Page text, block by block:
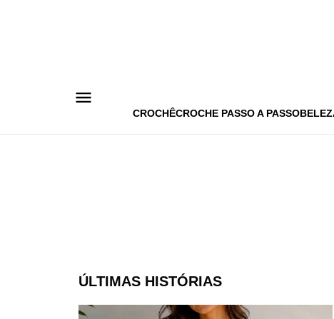
CROCHÊCROCHE PASSO A PASSO
ÚLTIMAS HISTÓRIAS